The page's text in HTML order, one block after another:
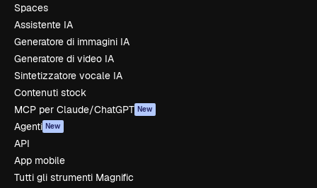
Spaces
Assistente IA
Generatore di immagini IA
Generatore di video IA
Sintetizzatore vocale IA
Contenuti stock
MCP per Claude/ChatGPT New
Agenti New
API
App mobile
Tutti gli strumenti Magnific